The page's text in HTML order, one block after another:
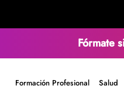
Formación Profesional Salud
Fórmate